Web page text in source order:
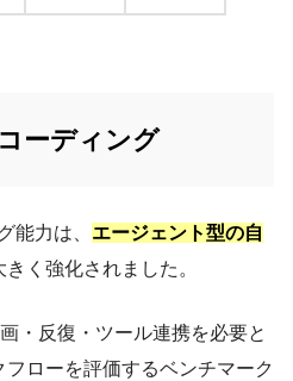
ーディング
能力は、 エージェント型の自
く強化されました。
・反復・ツール連携を必要と
ローを評価するベンチマーク